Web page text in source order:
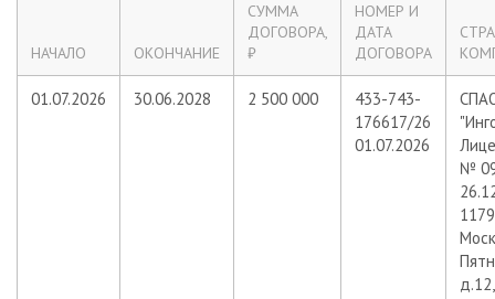
НАЧАЛО ОКОНЧАНИЕ
СУММА
ДОГОВОРА,
₽
НОМЕР И
ДАТА
ДОГОВОРА
01.07.2026 30.06.2028 2 500 000
433-743-
176617/26
01.07.2026
№